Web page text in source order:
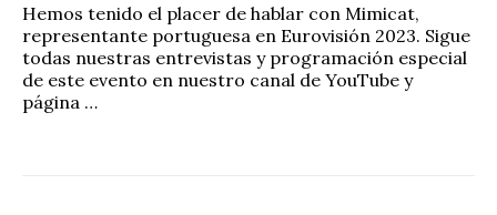
Hemos tenido el placer de hablar con Mimicat,
representante portuguesa en Eurovisión 2023. Sigue
todas nuestras entrevistas y programación especial
de este evento en nuestro canal de YouTube y
página …